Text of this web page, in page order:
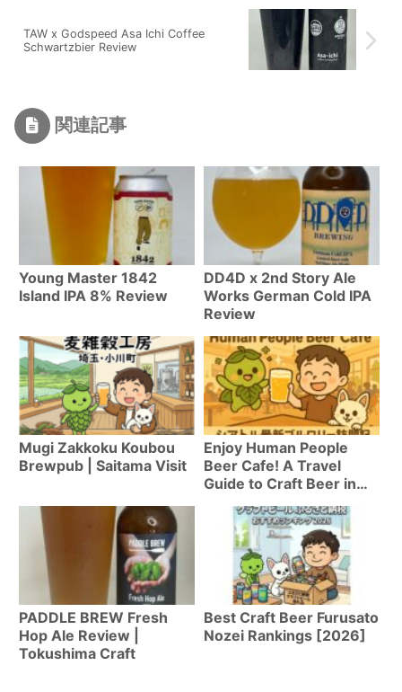
TAW x Godspeed Asa Ichi Coffee
Schwartzbier Review
関連記事
Young Master 1842
Island IPA 8% Review
DD4D x 2nd Story Ale
Works German Cold IPA
Review
Mugi Zakkoku Koubou
Brewpub | Saitama Visit
Enjoy Human People
Beer Cafe! A Travel
Guide to Craft Beer in
Seattle
PADDLE BREW Fresh
Hop Ale Review |
Tokushima Craft
Best Craft Beer Furusato
Nozei Rankings [2026]